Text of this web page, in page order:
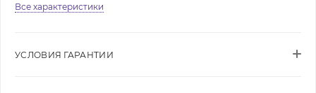
Все характеристики
УСЛОВИЯ ГАРАНТИИ